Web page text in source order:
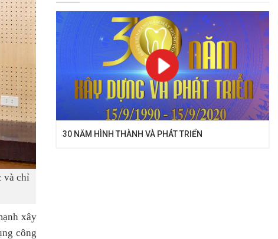
và chỉ
xây
công
30 NĂM HÌNH THÀNH VÀ PHÁT TRIỂN